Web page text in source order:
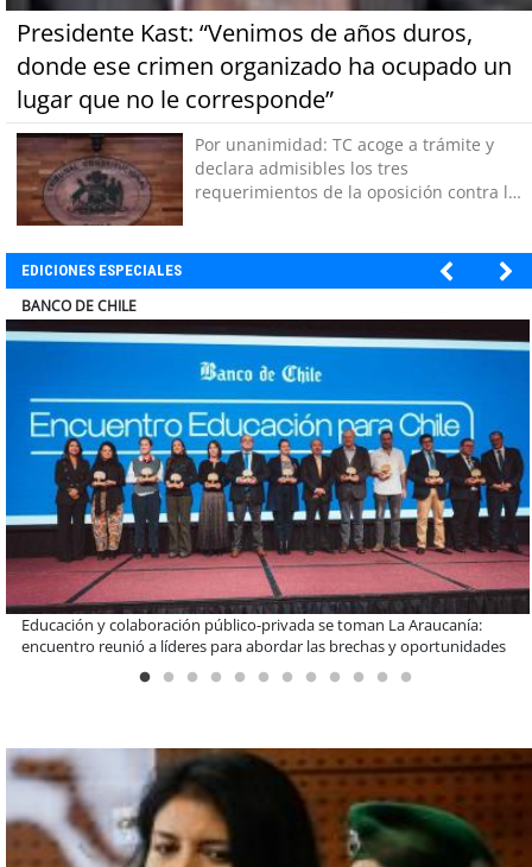
Presidente Kast: “Venimos de años duros,
donde ese crimen organizado ha ocupado un
lugar que no le corresponde”
Por unanimidad: TC acoge a trámite y
declara admisibles los tres
requerimientos de la oposición contra la
EDICIONES ESPECIALES
COLEGIO RÍO LOA
Llaman a interiorizarse de los programas de estudios para postular
informado al SAE